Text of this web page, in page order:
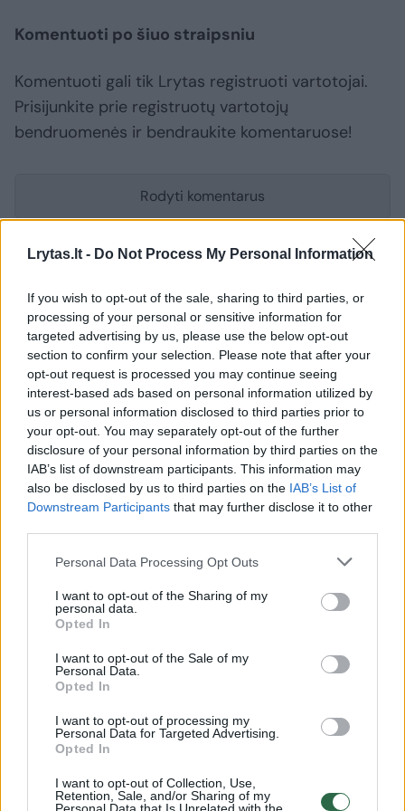
Lrytas.lt - Do Not Process My Personal Information
If you wish to opt-out of the sale, sharing to third parties, or
processing of your personal or sensitive information for
targeted advertising by us, please use the below opt-out
section to confirm your selection. Please note that after your
opt-out request is processed you may continue seeing
interest-based ads based on personal information utilized by
us or personal information disclosed to third parties prior to
your opt-out. You may separately opt-out of the further
disclosure of your personal information by third parties on the
IAB’s list of downstream participants. This information may
also be disclosed by us to third parties on the IAB’s List of
Downstream Participants that may further disclose it to other
Personal Data Processing Opt Outs
I want to opt-out of the Sharing of my
personal data.
Opted In
I want to opt-out of the Sale of my
Personal Data.
Opted In
I want to opt-out of processing my
Personal Data for Targeted Advertising.
Opted In
I want to opt-out of Collection, Use,
Retention, Sale, and/or Sharing of my
Komentuoti po šiuo straipsniu
Komentuoti gali tik Lrytas registruoti vartotojai.
Prisijunkite prie registruotų vartotojų
bendruomenės ir bendraukite komentaruose!
Rodyti komentarus
Būstas Nekilnojamasis turtas
Įtakingų žmonių kadaise pamėgti
Žvėryno svečių namai atgims
kitaip, nei daugelis tikėjosi
(2)
2026 m. rugpjūčio 8 d. 11:02